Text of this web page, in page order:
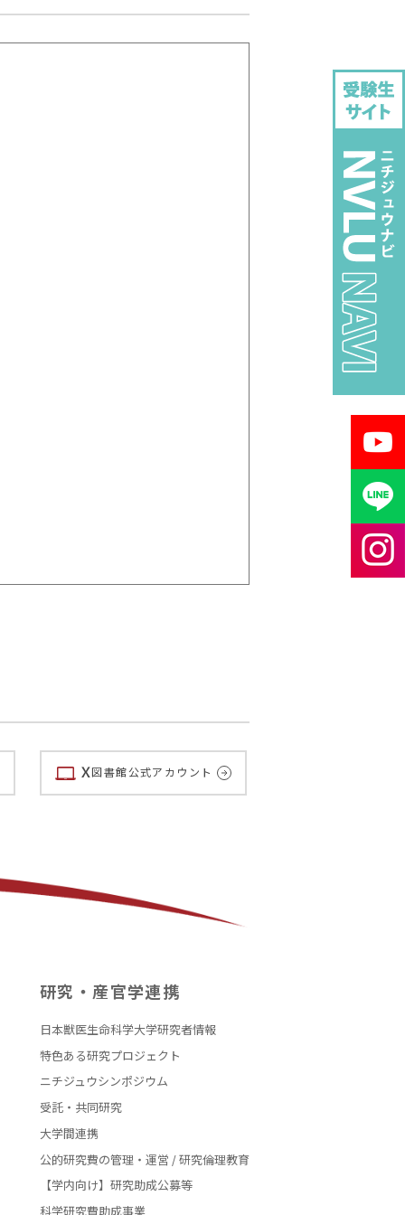
X図書館公式アカウント
研究・産官学連携
日本獣医生命科学大学研究者情報
特色ある研究プロジェクト
ニチジュウシンポジウム
受託・共同研究
大学間連携
公的研究費の管理・運営 / 研究倫理教育
【学内向け】研究助成公募等